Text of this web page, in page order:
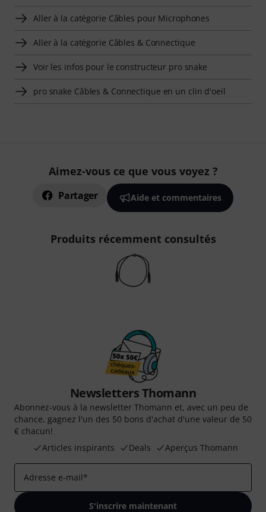
Aller à la catégorie Câbles pour Microphones
Aller à la catégorie Câbles & Connectique
Voir les infos pour le constructeur pro snake
pro snake Câbles & Connectique en un clin d'oeil
Aimez-vous ce que vous voyez ?
Partager Aide et commentaires
Produits récemment consultés
Newsletters Thomann
Abonnez-vous à la newsletter Thomann et, avec un peu de
chance, gagnez l'un des 50 bons d'achat d'une valeur de 50
€ chacun!
Articles inspirants
Deals Aperçus Thomann
Adresse e-mail*
S'inscrire maintenant